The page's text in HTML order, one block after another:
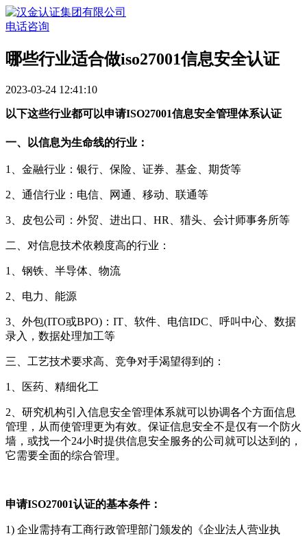
电话咨询
哪些行业适合做iso27001信息安全认证
2023-03-24 12:41:10
以下这些行业都可以申请ISO27001信息安全管理体系认证
一、以信息为生命线的行业：
1、金融行业：银行、保险、证券、基金、期货等
2、通信行业：电信、网通、移动、联通等
3、皮包公司：外贸、进出口、HR、猎头、会计师事务所等
二、对信息技术依赖度高的行业：
1、钢铁、半导体、物流
2、电力、能源
3、外包(ITO或BPO)：IT、软件、电信IDC、呼叫中心、数据
录入，数据处理加工等
三、工艺技术要求高、竞争对手渴望得到的：
1、医药、精细化工
2、研究机构引入信息安全管理体系就可以协调各个方面信息
管理，从而使管理更为有效。保证信息安全不是仅有一个防火
墙，或找一个24小时提供信息安全服务的公司就可以达到的，
它需要全面的综合管理。
申请ISO27001认证的基本条件：
1) 企业需持有工商行政管理部门颁发的《企业法人营业执